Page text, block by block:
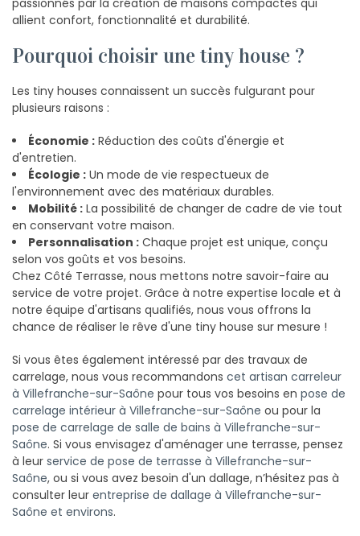
passionnés par la création de maisons compactes qui
allient confort, fonctionnalité et durabilité.
Pourquoi choisir une tiny house ?
Les tiny houses connaissent un succès fulgurant pour
plusieurs raisons :
Économie : Réduction des coûts d'énergie et
d'entretien.
Écologie : Un mode de vie respectueux de
l'environnement avec des matériaux durables.
Mobilité : La possibilité de changer de cadre de vie tout
en conservant votre maison.
Personnalisation : Chaque projet est unique, conçu
selon vos goûts et vos besoins.
Chez Côté Terrasse, nous mettons notre savoir-faire au
service de votre projet. Grâce à notre expertise locale et à
notre équipe d'artisans qualifiés, nous vous offrons la
chance de réaliser le rêve d'une tiny house sur mesure !
Si vous êtes également intéressé par des travaux de
carrelage, nous vous recommandons cet artisan carreleur
à Villefranche-sur-Saône pour tous vos besoins en pose de
carrelage intérieur à Villefranche-sur-Saône ou pour la
pose de carrelage de salle de bains à Villefranche-sur-
Saône. Si vous envisagez d'aménager une terrasse, pensez
à leur service de pose de terrasse à Villefranche-sur-
Saône, ou si vous avez besoin d'un dallage, n’hésitez pas à
consulter leur entreprise de dallage à Villefranche-sur-
Saône et environs.